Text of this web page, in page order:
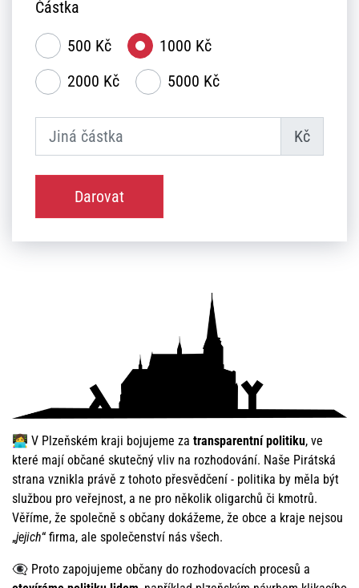
👩‍💻 V Plzeňském kraji bojujeme za transparentní politiku, ve
které mají občané skutečný vliv na rozhodování. Naše Pirátská
strana vznikla právě z tohoto přesvědčení - politika by měla být
službou pro veřejnost, a ne pro několik oligarchů či kmotrů.
Věříme, že společně s občany dokážeme, že obce a kraje nejsou
„jejich“ firma, ale společenství nás všech.
👁️‍🗨️ Proto zapojujeme občany do rozhodovacích procesů a
Částka
500 Kč
1000 Kč
2000 Kč
5000 Kč
Kč
Darovat